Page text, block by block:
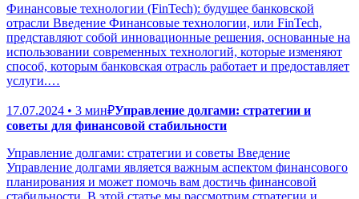
Финансовые технологии (FinTech): будущее банковской
отрасли Введение Финансовые технологии, или FinTech,
представляют собой инновационные решения, основанные на
использовании современных технологий, которые изменяют
способ, которым банковская отрасль работает и предоставляет
услуги.…
17.07.2024 • 3 мин₽Управление долгами: стратегии и
советы для финансовой стабильности
Управление долгами: стратегии и советы Введение
Управление долгами является важным аспектом финансового
планирования и может помочь вам достичь финансовой
стабильности. В этой статье мы рассмотрим стратегии и